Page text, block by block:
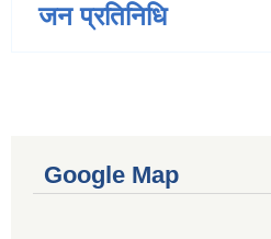
जन प्रतिनिधि
Google Map